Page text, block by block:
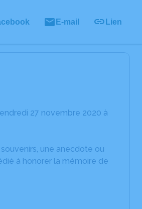
E-mail Lien
27 novembre 2020 à
une anecdote ou
à honorer la mémoire de